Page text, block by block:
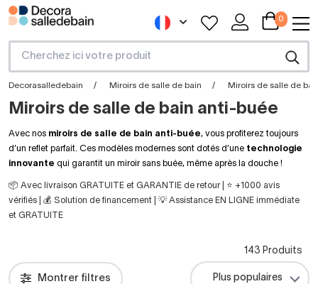
0
Decorasalledebain Miroirs de salle de bain Miroirs de salle de
Miroirs de salle de bain anti-buée
Avec nos miroirs de salle de bain anti-buée, vous profiterez toujours
d’un reflet parfait. Ces modèles modernes sont dotés d’une technologie
innovante qui garantit un miroir sans buée, même après la douche !
📦 Avec livraison GRATUITE et GARANTIE de retour | ⭐ +1000 avis
vérifiés | 💰 Solution de financement | 💡 Assistance EN LIGNE immédiate
et GRATUITE
Montrer filtres
143 Produits